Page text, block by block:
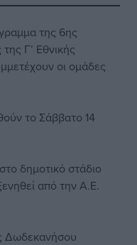
της 6ης
Γ’ Εθνικής
οι ομάδες
το Σάββατο 14
δημοτικό στάδιο
από την Α.Ε.
Δωδεκανήσου